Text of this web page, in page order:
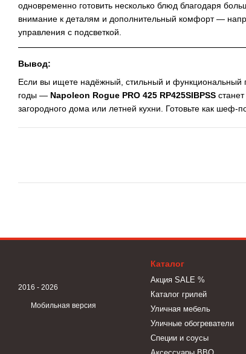
одновременно готовить несколько блюд благодаря
внимание к деталям и дополнительный комфорт —
управления с подсветкой.
Вывод:
Если вы ищете надёжный, стильный и функциональный
годы — Napoleon Rogue PRO 425 RP425SIBPSS
загородного дома или летней кухни. Готовьте как шеф-
2016 - 2026
Мобильная версия
Каталог
Акция SALE %
Каталог грилей
Уличная мебель
Уличные обогреватели
Специи и соусы